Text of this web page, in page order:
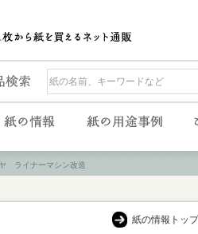
ライナーマシン改造
紙の情報トップ